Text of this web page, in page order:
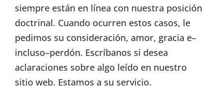
siempre están en línea con nuestra posición
doctrinal. Cuando ocurren estos casos, le
pedimos su consideración, amor, gracia e–
incluso–perdón. Escríbanos si desea
aclaraciones sobre algo leído en nuestro
sitio web. Estamos a su servicio.